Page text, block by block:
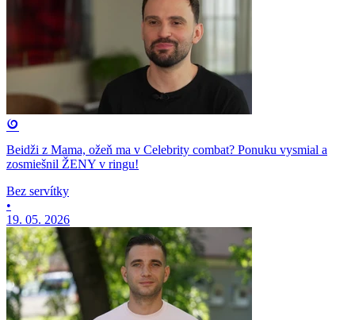
Beidži z Mama, ožeň ma v Celebrity combat? Ponuku vysmial a
zosmiešnil ŽENY v ringu!
Bez servítky
•
19. 05. 2026